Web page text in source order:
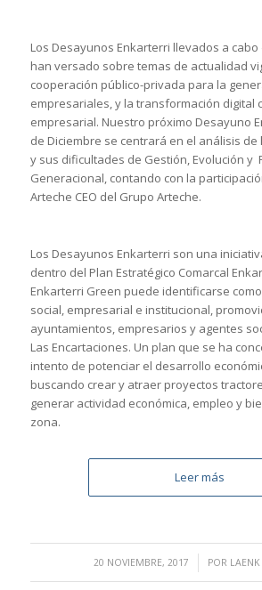
Los Desayunos Enkarterri llevados a
han versado sobre temas de actualidad
cooperación público-privada para la
empresariales, y la transformación digital
empresarial. Nuestro próximo Desayuno
de Diciembre se centrará en el análisis de
y sus dificultades de Gestión, Evolución y
Generacional, contando con la
Arteche CEO del Grupo Arteche.
Los Desayunos Enkarterri son una
dentro del Plan Estratégico Comarcal
Enkarterri Green puede identificarse
social, empresarial e institucional,
ayuntamientos, empresarios y agentes
Las Encartaciones. Un plan que se ha
intento de potenciar el desarrollo
buscando crear y atraer proyectos
generar actividad económica, empleo y
zona.
Leer más
20 NOVIEMBRE, 2017
/ POR